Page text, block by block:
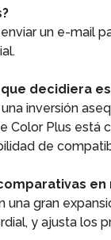
un e-mail
decidiera
inversión
Plus está
de
una gran
y ajusta los